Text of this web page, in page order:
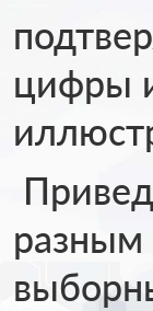
цифры
разным